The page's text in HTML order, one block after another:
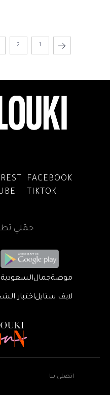
1
2
FACEBOOK
TIKTOK
حمّلي
موضةجمالالسعودية
لايف ستايلاختبار
اتصلي بنا